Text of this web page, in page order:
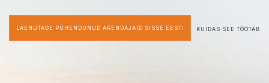
LAENUTAGE PÜHENDUNUD ARENDAJAID SISSE EESTI KUIDAS SEE TÖÖTAB